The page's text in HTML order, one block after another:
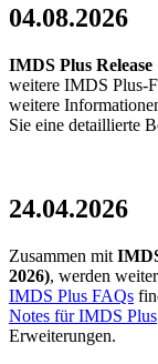
04.08.2026
IMDS Plus
weitere IMDS Plus-
weitere
Sie eine detaillierte
24.04.2026
Zusammen mit
2026), werden
IMDS Plus FAQs
Notes für IMDS Plus
Erweiterungen.